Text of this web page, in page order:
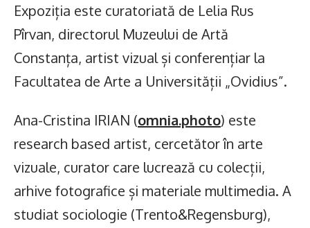
Expoziția este curatoriată de Lelia Rus
Pîrvan, directorul Muzeului de Artă
Constanța, artist vizual și conferențiar la
Facultatea de Arte a Universității „Ovidius”.
Ana-Cristina IRIAN (omnia.photo) este
research based artist, cercetător în arte
vizuale, curator care lucrează cu colecții,
arhive fotografice și materiale multimedia. A
studiat sociologie (Trento&Regensburg),